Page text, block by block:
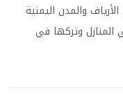
والمدن اليمنية
المنازل وتركها في